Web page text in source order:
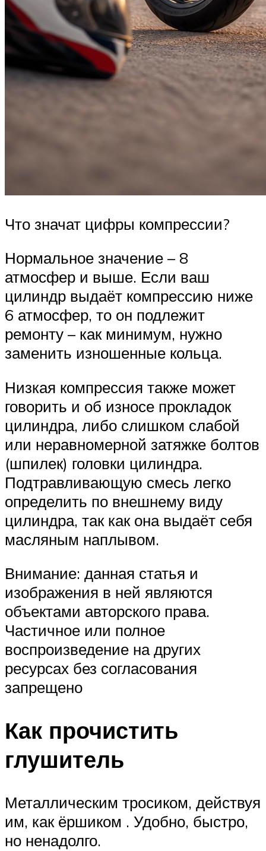
Что значат цифры компрессии?
Нормальное значение – 8
атмосфер и выше. Если ваш
цилиндр выдаёт компрессию ниже
6 атмосфер, то он подлежит
ремонту – как минимум, нужно
заменить изношенные кольца.
Низкая компрессия также может
говорить и об износе прокладок
цилиндра, либо слишком слабой
или неравномерной затяжке болтов
(шпилек) головки цилиндра.
Подтравливающую смесь легко
определить по внешнему виду
цилиндра, так как она выдаёт себя
масляным наплывом.
Внимание: данная статья и
изображения в ней являются
объектами авторского права.
Частичное или полное
воспроизведение на других
ресурсах без согласования
запрещено
Как прочистить
глушитель
Металлическим тросиком, действуя
им, как ёршиком . Удобно, быстро,
но ненадолго.